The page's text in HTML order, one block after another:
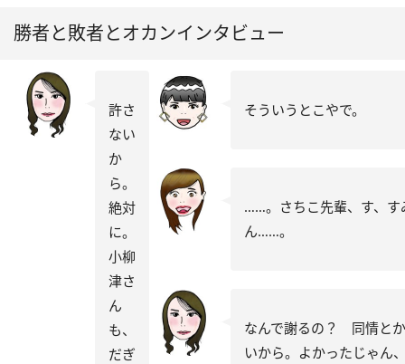
勝者と敗者とオカンインタビュー
許さ
ない
か
ら。
絶対
に。
小柳
津さ
ん
も、
だぎ
そういうとこやで。
……。さちこ先輩、す、す
ん……。
なんで謝るの？ 同情と
いから。よかったじゃん